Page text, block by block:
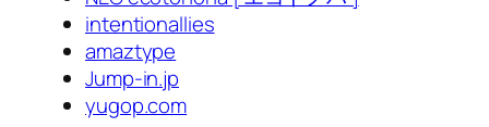
intentionallies
amaztype
Jump-in.jp
yugop.com